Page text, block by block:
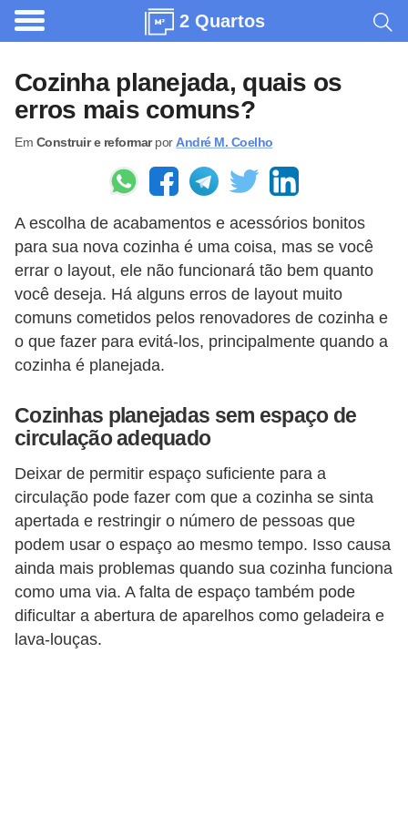
2 Quartos
Cozinha planejada, quais os
erros mais comuns?
Em Construir e reformarpor André M. Coelho
A escolha de acabamentos e acessórios bonitos
para sua nova cozinha é uma coisa, mas se você
errar o layout, ele não funcionará tão bem quanto
você deseja. Há alguns erros de layout muito
comuns cometidos pelos renovadores de cozinha e
o que fazer para evitá-los, principalmente quando a
cozinha é planejada.
Cozinhas planejadas sem espaço de
circulação adequado
Deixar de permitir espaço suficiente para a
circulação pode fazer com que a cozinha se sinta
apertada e restringir o número de pessoas que
podem usar o espaço ao mesmo tempo. Isso causa
ainda mais problemas quando sua cozinha funciona
como uma via. A falta de espaço também pode
dificultar a abertura de aparelhos como geladeira e
lava-louças.
A
q
u
i
t
u
r
a
C
o
p
a
r
o
u
a
l
u